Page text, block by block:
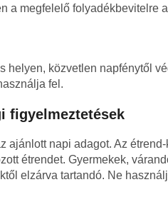
a megfelelő folyadékbevitelre
helyen, közvetlen napfénytől
fel.
figyelmeztetések
ajánlott napi adagot. Az
étrendet. Gyermekek,
elzárva tartandó. Ne